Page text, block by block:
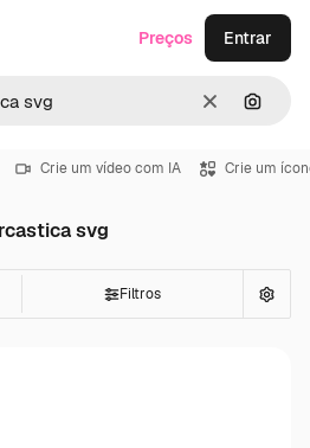
Limpar
Preços Entrar
Crie um vídeo com IA Crie um
svg
Filtros